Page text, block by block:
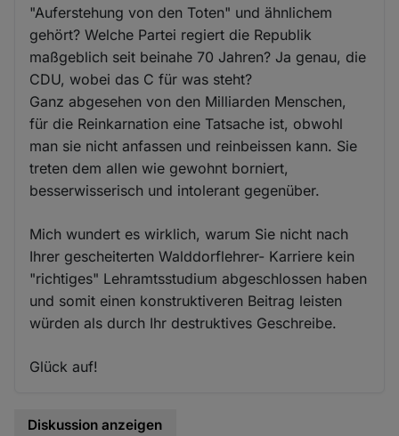
"Auferstehung von den Toten" und ähnlichem
gehört? Welche Partei regiert die Republik
maßgeblich seit beinahe 70 Jahren? Ja genau, die
CDU, wobei das C für was steht?
Ganz abgesehen von den Milliarden Menschen,
für die Reinkarnation eine Tatsache ist, obwohl
man sie nicht anfassen und reinbeissen kann. Sie
treten dem allen wie gewohnt borniert,
besserwisserisch und intolerant gegenüber.
Mich wundert es wirklich, warum Sie nicht nach
Ihrer gescheiterten Walddorflehrer- Karriere kein
"richtiges" Lehramtsstudium abgeschlossen haben
und somit einen konstruktiveren Beitrag leisten
würden als durch Ihr destruktives Geschreibe.
Glück auf!
Diskussion anzeigen